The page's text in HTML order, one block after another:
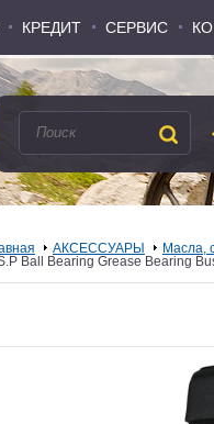
КРЕДИТ СЕРВИС
КРЕДИТ СЕРВИС
АКСЕССУАРЫ
Масла,
Ball Bearing Grease Bearing